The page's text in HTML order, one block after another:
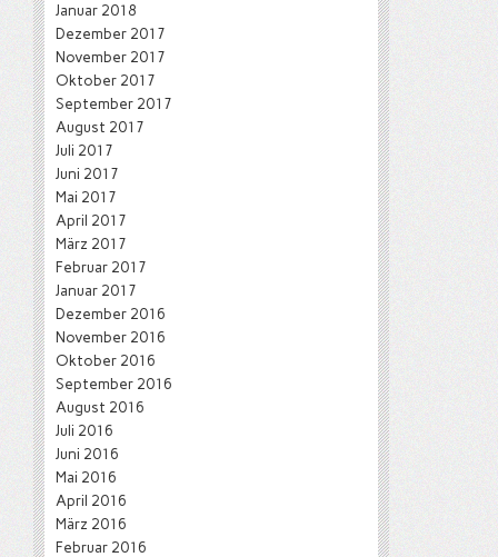
Januar 2018
Dezember 2017
November 2017
Oktober 2017
September 2017
August 2017
Juli 2017
Juni 2017
Mai 2017
April 2017
März 2017
Februar 2017
Januar 2017
Dezember 2016
November 2016
Oktober 2016
September 2016
August 2016
Juli 2016
Juni 2016
Mai 2016
April 2016
März 2016
Februar 2016